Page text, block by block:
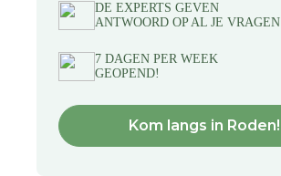
DE EXPERTS GEVEN
ANTWOORD OP AL JE VRAGEN
7 DAGEN PER WEEK
GEOPEND!
Kom langs in Roden!